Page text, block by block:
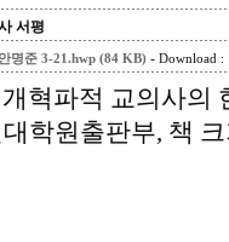
서평
명준 3-21.hwp (84 KB)- Download :
혁파적 교의사의
학원출판부, 책